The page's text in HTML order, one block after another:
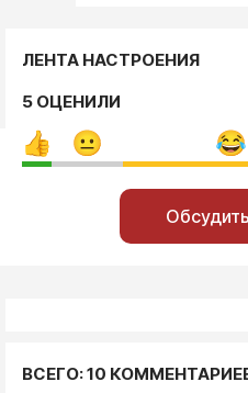
ЛЕНТА НАСТРОЕНИЯ
5 ОЦЕНИЛИ
ВСЕГО: 10